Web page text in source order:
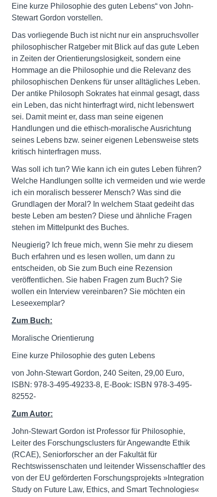
Eine kurze Philosophie des guten Lebens“ von John-
Stewart Gordon vorstellen.
Das vorliegende Buch ist nicht nur ein anspruchsvoller
philosophischer Ratgeber mit Blick auf das gute Leben
in Zeiten der Orientierungslosigkeit, sondern eine
Hommage an die Philosophie und die Relevanz des
philosophischen Denkens für unser alltägliches Leben.
Der antike Philosoph Sokrates hat einmal gesagt, dass
ein Leben, das nicht hinterfragt wird, nicht lebenswert
sei. Damit meint er, dass man seine eigenen
Handlungen und die ethisch-moralische Ausrichtung
seines Lebens bzw. seiner eigenen Lebensweise stets
kritisch hinterfragen muss.
Was soll ich tun? Wie kann ich ein gutes Leben führen?
Welche Handlungen sollte ich vermeiden und wie werde
ich ein moralisch besserer Mensch? Was sind die
Grundlagen der Moral? In welchem Staat gedeiht das
beste Leben am besten? Diese und ähnliche Fragen
stehen im Mittelpunkt des Buches.
Neugierig? Ich freue mich, wenn Sie mehr zu diesem
Buch erfahren und es lesen wollen, um dann zu
entscheiden, ob Sie zum Buch eine Rezension
veröffentlichen. Sie haben Fragen zum Buch? Sie
wollen ein Interview vereinbaren? Sie möchten ein
Leseexemplar?
Zum Buch:
Moralische Orientierung
Eine kurze Philosophie des guten Lebens
von John-Stewart Gordon, 240 Seiten, 29,00 Euro,
ISBN: 978-3-495-49233-8, E-Book: ISBN 978-3-495-
82552-
Zum Autor:
John-Stewart Gordon ist Professor für Philosophie,
Leiter des Forschungsclusters für Angewandte Ethik
(RCAE), Seniorforscher an der Fakultät für
Rechtswissenschaten und leitender Wissenschaftler des
von der EU geförderten Forschungsprojekts »Integration
Study on Future Law, Ethics, and Smart Technologies«